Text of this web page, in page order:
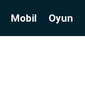
Mobil Oyun